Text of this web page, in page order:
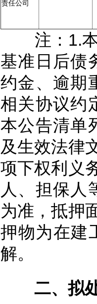
责任公司
注：1.本
基准日后债
约金、逾期
相关协议约
本公告清单
及生效法律
项下权利义
人、担保人
为准，抵押
押物为在建
解。
二、拟